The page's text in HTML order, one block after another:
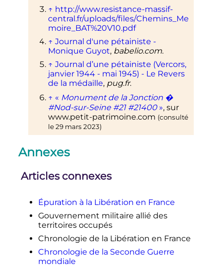
↑ http://www.resistance-massif-
central.fr/uploads/files/Chemins_Me
moire_BAT%20V10.pdf
↑ Journal d'une pétainiste -
Monique Guyot, babelio.com.
↑ Journal d’une pétainiste (Vercors,
janvier 1944 - mai 1945) - Le Revers
de la médaille, pug.fr.
↑ « Monument de la Jonction �
#Nod-sur-Seine #21 #21400 », sur
www.petit-patrimoine.com (consulté
le29 mars 2023)
Annexes
Articles connexes
Épuration à la Libération en France
Gouvernement militaire allié des
territoires occupés
Chronologie de la Libération en France
Chronologie de la Seconde Guerre
mondiale